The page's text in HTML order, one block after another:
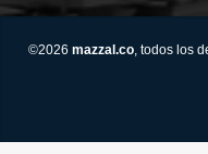
©2026 mazzal.co, todos los